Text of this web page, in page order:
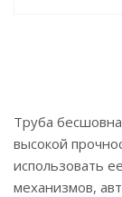
Труба
высокой
использовать
механизмов,